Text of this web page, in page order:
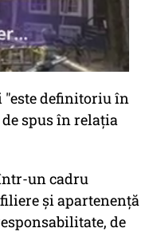
definitoriu în
spus în relaţia
un cadru
şi apartenenţă
de